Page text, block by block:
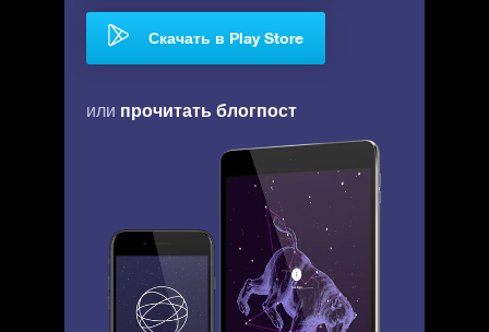
Скачать в Play Store
или прочитать блогпост